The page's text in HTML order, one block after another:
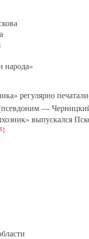
народа»
регулярно
—
выпускался